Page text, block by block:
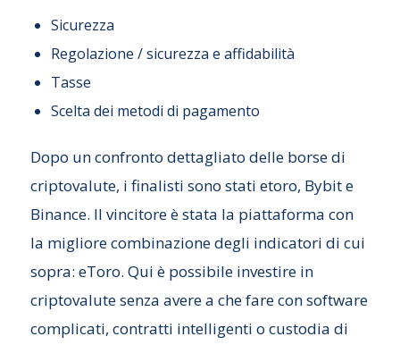
Sicurezza
Regolazione / sicurezza e affidabilità
Tasse
Scelta dei metodi di pagamento
Dopo un confronto dettagliato delle borse di
criptovalute, i finalisti sono stati etoro, Bybit e
Binance. Il vincitore è stata la piattaforma con
la migliore combinazione degli indicatori di cui
sopra: eToro. Qui è possibile investire in
criptovalute senza avere a che fare con software
complicati, contratti intelligenti o custodia di